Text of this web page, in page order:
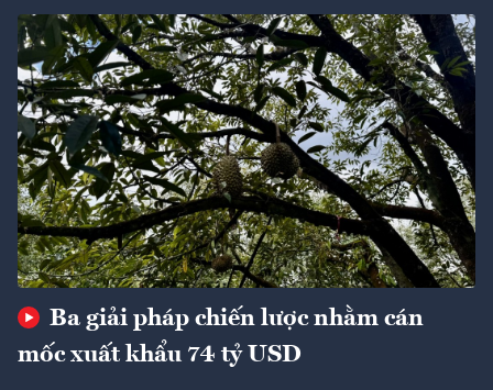
Ba giải pháp chiến lược nhằm cán
mốc xuất khẩu 74 tỷ USD